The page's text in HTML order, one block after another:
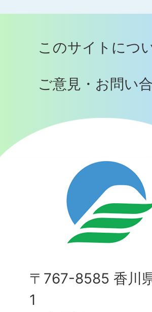
このサイトにつ
ご意見・お問い
〒767-8585 香川
1